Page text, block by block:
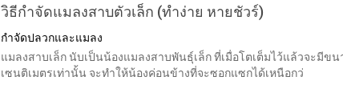
วิธีกำจัดแมลงสาบตัวเล็ก (ทำง่าย หายชัวร์)
กำจัดปลวกและแมลง
แมลงสาบเล็ก นับเป็นน้องแมลงสาบพันธุ์เล็ก ที่เมื่อโตเต็มไว้แล้วจะมีขน
เซนติเมตรเท่านั้น จะทำให้น้องค่อนข้างที่จะซอกแซกได้เหนือกว่